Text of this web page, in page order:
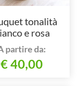
tonalità
e rosa
partire da:
€ 40,00